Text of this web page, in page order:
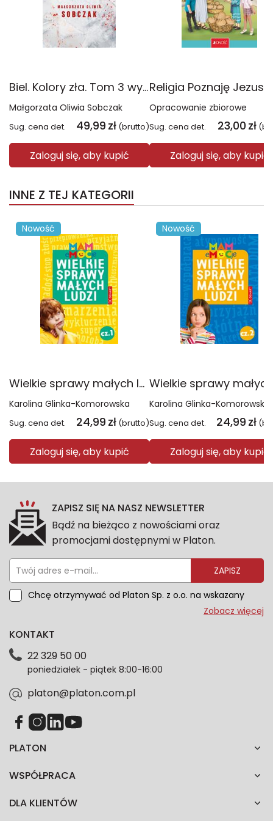
Biel. Kolory zła. Tom 3 wyd. 2025
Małgorzata Oliwia Sobczak
Sug. cena det. 49,99 zł (brutto)
Zaloguj się, aby kupić
Opracowanie zbiorowe
Sug. cena det. 23,00 zł
Zaloguj się, aby kupić
INNE Z TEJ KATEGORII
Nowość
Wielkie sprawy małych ludzi. Opowiadania terapeutyczne. Część 1. MAM eMOCje
Karolina Glinka-Komorowska
Sug. cena det. 24,99 zł (brutto)
Zaloguj się, aby kupić
Nowość
Karolina Glinka-Komorowska
Sug. cena det. 24,99 zł
Zaloguj się, aby kupić
ZAPISZ SIĘ NA NASZ NEWSLETTER
Bądź na bieżąco z nowościami oraz
promocjami dostępnymi w Platon.
ZAPISZ
Chcę otrzymywać od Platon Sp. z o.o. na wskazany
przeze mnie adres e-mail informacje marketingowe
dotyczące danych osobowych znajdziesz w naszej
każdym czasie. Wycofanie zgody nie wpłynie na
zgodność z prawem przetwarzania dokonanego przed
Zobacz więcej
PLATON
WSPÓŁPRACA
DLA KLIENTÓW
KONTAKT
22 329 50 00
poniedziałek - piątek 8:00-16:00
platon@platon.com.pl